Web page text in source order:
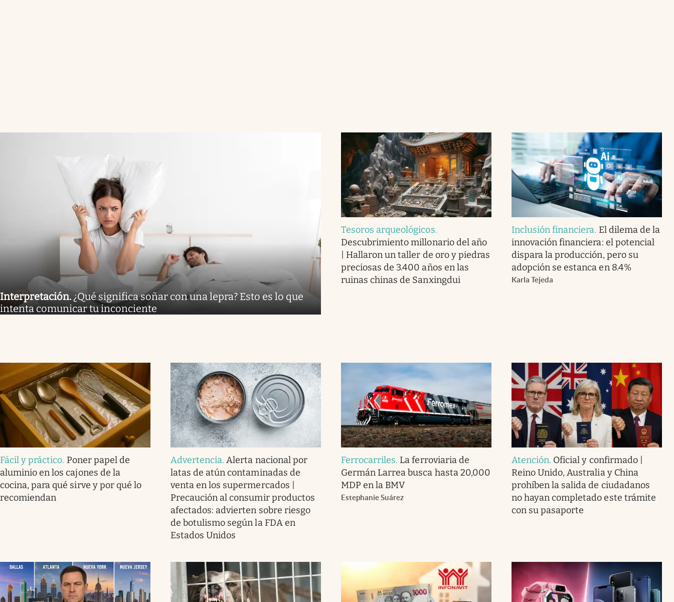
Interpretación. ¿Qué significa soñar con una lepra? Esto es lo que
intenta comunicar tu inconciente
Tesoros arqueológicos.
Descubrimiento millonario del año
| Hallaron un taller de oro y piedras
preciosas de 3.400 años en las
ruinas chinas de Sanxingdui
Inclusión financiera. El dilema de la
innovación financiera: el potencial
dispara la producción, pero su
adopción se estanca en 8.4%
Karla Tejeda
Fácil y práctico. Poner papel de
aluminio en los cajones de la
cocina, para qué sirve y por qué lo
recomiendan
Advertencia.Alerta nacional por
latas de atún contaminadas de
venta en los supermercados |
Precaución al consumir productos
afectados: advierten sobre riesgo
de botulismo según la FDA en
Estados Unidos
Ferrocarriles. La ferroviaria de
Germán Larrea busca hasta 20,000
MDP en la BMV
Estephanie Suárez
Atención. Oficial y confirmado |
Reino Unido, Australia y China
prohíben la salida de ciudadanos
no hayan completado este trámite
con su pasaporte